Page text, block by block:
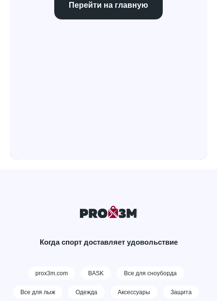
Перейти на главную
Когда спорт доставляет удовольствие
prox3m.com BASK Все для сноуборда
Все для лыж Одежда Аксессуары Защита